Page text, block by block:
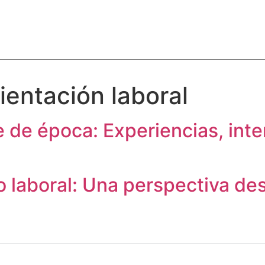
laboral
de época: Experiencias,
laboral: Una perspectiva